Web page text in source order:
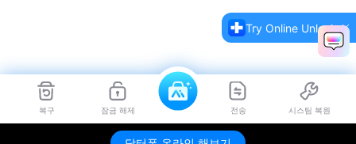
복구 잠금 해제 전송 시스팀 복원
Try Online Unlock